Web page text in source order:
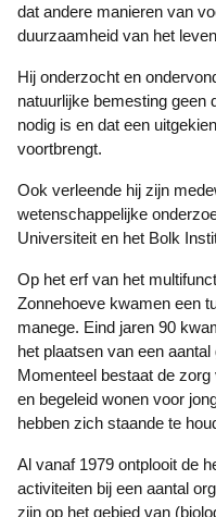
dat andere manieren van
duurzaamheid van het
Hij onderzocht en ondervond dat met goede vruchtwisseling en
natuurlijke bemesting geen
nodig is en dat een
voortbrengt.
Ook verleende hij zijn medewerking aan tal van
wetenschappelijke
Universiteit en het Bolk
Op het erf van het multifunctioneel agrarisch bedrijf De
Zonnehoeve kwamen een
manege. Eind jaren 90
het plaatsen van een
Momenteel bestaat de
en begeleid wonen voor
hebben zich staande te
Al vanaf 1979 ontplooit de heer Van IJzendoorn vrijwillig
activiteiten bij een aantal
zijn op het gebied van